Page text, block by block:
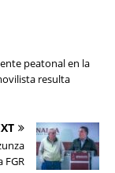
peatonal en la
resulta
FGR